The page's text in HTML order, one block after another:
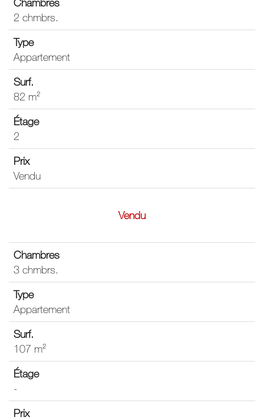
2 chmbrs.
Appartement
82 m²
2
Vendu
Vendu
3 chmbrs.
Appartement
107 m²
-